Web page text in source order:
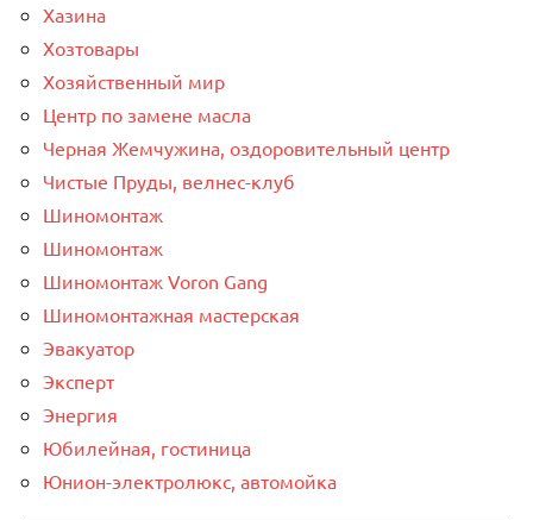
Хазина
Хозтовары
Хозяйственный мир
Центр по замене масла
Черная Жемчужина, оздоровительный центр
Чистые Пруды, велнес-клуб
Шиномонтаж
Шиномонтаж
Шиномонтаж Voron Gang
Шиномонтажная мастерская
Эвакуатор
Эксперт
Энергия
Юбилейная, гостиница
Юнион-электролюкс, автомойка